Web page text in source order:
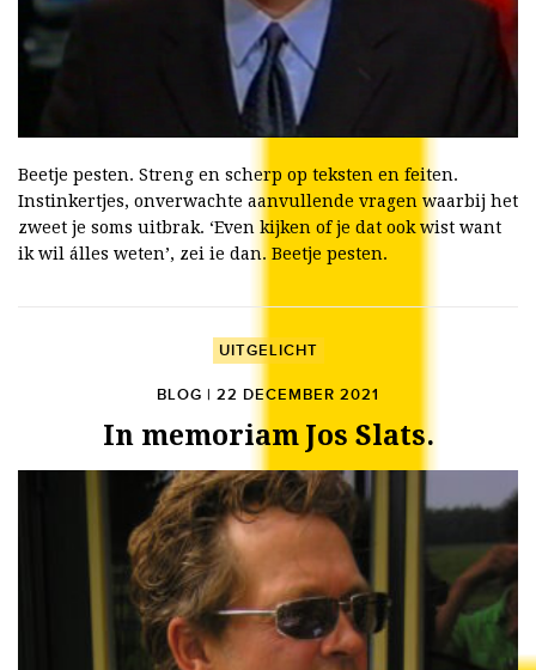
Beetje pesten. Streng en scherp op teksten en feiten.
Instinkertjes, onverwachte aanvullende vragen waarbij het
zweet je soms uitbrak. ‘Even kijken of je dat ook wist want
ik wil álles weten’, zei ie dan. Beetje pesten.
UITGELICHT
BLOG | 22 DECEMBER 2021
In memoriam Jos Slats.